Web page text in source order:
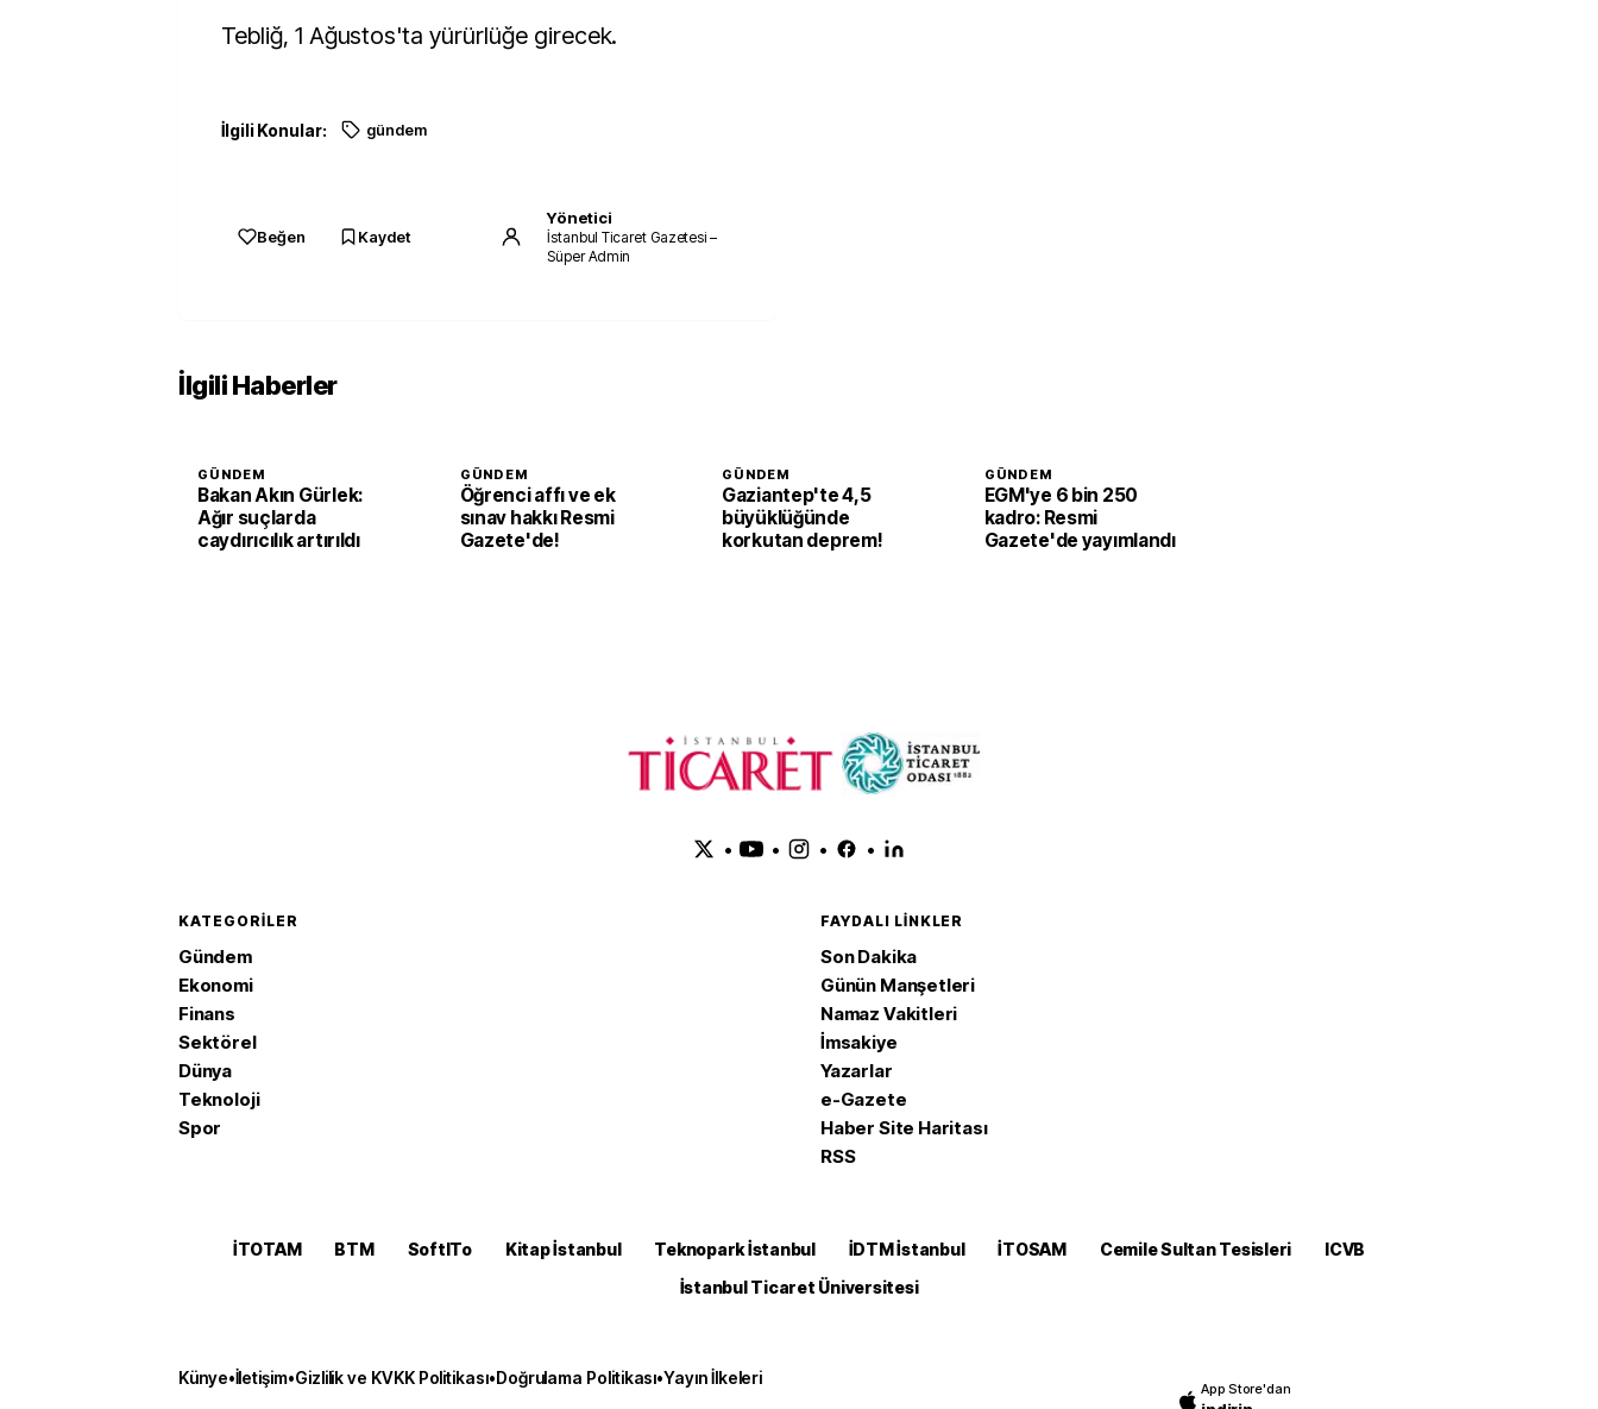
Tebliğ, 1 Ağustos'ta yürürlüğe girecek.
İlgili Konular: gündem
Beğen Kaydet
Yönetici
İstanbul Ticaret Gazetesi –
Süper Admin
İlgili Haberler
GÜNDEM
Bakan Akın Gürlek:
Ağır suçlarda
caydırıcılık artırıldı
GÜNDEM
Öğrenci affı ve ek
sınav hakkı Resmi
Gazete'de!
GÜNDEM
Gaziantep'te 4,5
büyüklüğünde
korkutan deprem!
GÜNDEM
EGM'ye 6 bin 250
kadro: Resmi
Gazete'de yayımlandı
• • • •
KATEGORILER
Gündem
Ekonomi
Finans
Sektörel
Dünya
Teknoloji
Spor
FAYDALI LINKLER
Son Dakika
Günün Manşetleri
Namaz Vakitleri
İmsakiye
Yazarlar
e-Gazete
Haber Site Haritası
RSS
İTOTAM BTM SoftITo Kitap İstanbul Teknopark İstanbul İDTM İstanbul İTOSAM Cemile Sultan Tesisleri
ICVB
İstanbul Ticaret Üniversitesi
Künye•İletişim•Gizlilik ve KVKK Politikası•Doğrulama Politikası•Yayın İlkeleri
App Store'dan